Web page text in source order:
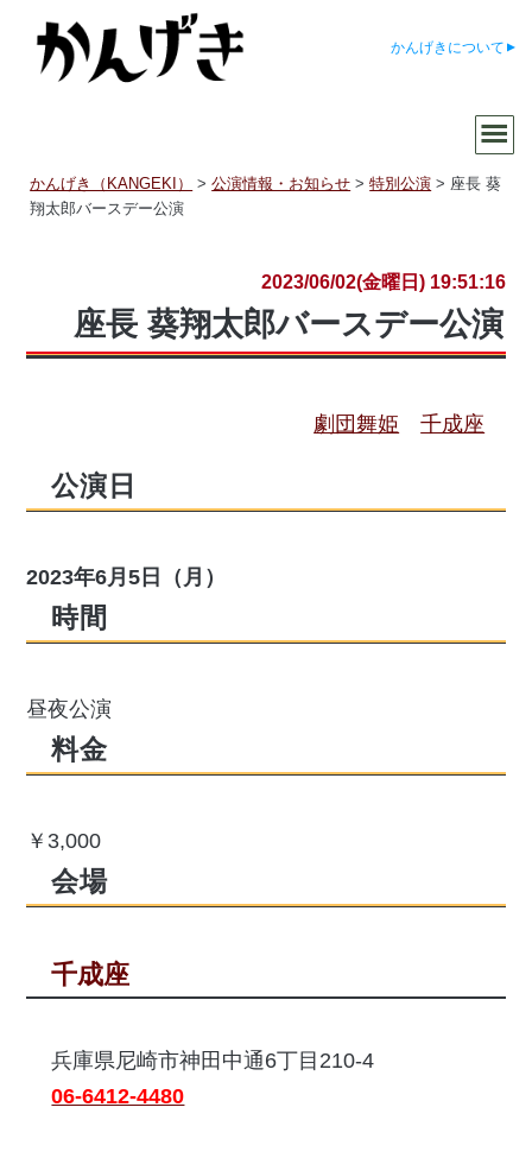
かんげきについて
かんげき（KANGEKI） >公演情報・お知らせ >特別公演 > 座長 葵
翔太郎バースデー公演
2023/06/02(金曜日) 19:51:16
座長 葵翔太郎バースデー公演
劇団舞姫 千成座
公演日
2023年6月5日（月）
時間
昼夜公演
料金
￥3,000
会場
千成座
兵庫県尼崎市神田中通6丁目210-4
06-6412-4480